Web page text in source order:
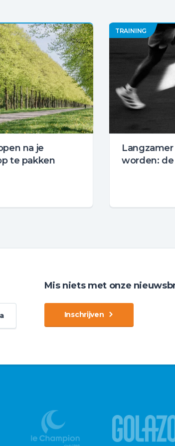
na je
te pakken
TRAINING
worden: de
Mis niets met onze
Inschrijven